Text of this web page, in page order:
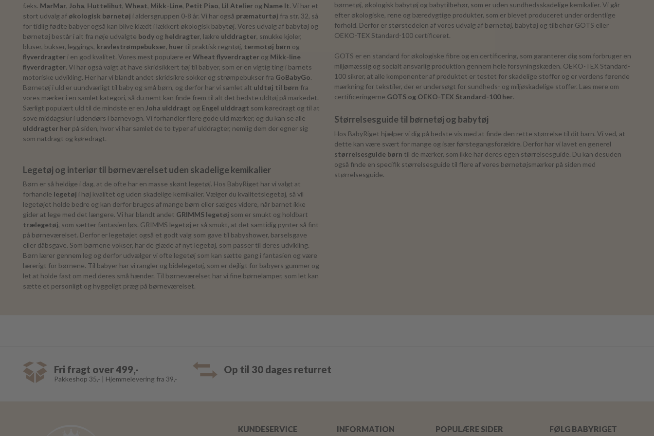
f.eks. MarMar, Joha, Huttelihut, Wheat, Mikk-Line, Petit Piao, Lil Atelier og Name It. Vi har et
stort udvalg af økologisk børnetøj i aldersgruppen 0-8 år. Vi har også præmaturtøj fra str. 32, så
for tidlig fødte babyer også kan blive klædt i lækkert økologisk babytøj. Vores udvalg af babytøj og
børnetøj består i alt fra nøje udvalgte body og heldragter, lækre ulddragter, smukke kjoler,
bluser, bukser, leggings, kravlestrømpebukser, huer til praktisk regntøj, termotøj børn og
flyverdragter i en god kvalitet. Vores mest populære erWheat flyverdragter og Mikk-line
flyverdragter. Vi har også valgt at have skridsikkert tøj til babyer, som er en vigtig ting i barnets
motoriske udvikling. Her har vi blandt andet skridsikre sokker og strømpebukser fra GoBabyGo.
Børnetøj i uld er uundværligt til baby og små børn, og derfor har vi samlet alt uldtøj til børn fra
vores mærker i en samlet kategori, så du nemt kan finde frem til alt det bedste uldtøj på markedet.
Særligt populært uld til de mindste er en Joha ulddragt og Engel ulddragt som køredragt og til at
sove middagslur i udendørs i barnevogn. Vi forhandler flere gode uld mærker, og du kan se alle
ulddragter her på siden, hvor vi har samlet de to typer af ulddragter, nemlig dem der egner sig
som natdragt og køredragt.
Legetøj og interiør til børneværelset uden skadelige kemikalier
Børn er så heldige i dag, at de ofte har en masse skønt legetøj. Hos BabyRiget har vi valgt at
forhandle legetøj i høj kvalitet og uden skadelige kemikalier. Vælger du kvalitetslegetøj, så vil
legetøjet holde bedre og kan derfor bruges af mange børn eller sælges videre, når barnet ikke
gider at lege med det længere. Vi har blandt andet GRIMMS legetøj som er smukt og holdbart
trælegetøj, som sætter fantasien løs. GRIMMS legetøj er så smukt, at det samtidig pynter så fint
på børneværelset. Derfor er legetøjet også et godt valg som gave til babyshower, barselsgave
eller dåbsgave. Som børnene vokser, har de glæde af nyt legetøj, som passer til deres udvikling.
Børn lærer gennem leg og derfor udvælger vi ofte legetøj som kan sætte gang i fantasien og være
lærerigt for børnene. Til babyer har vi rangler og bidelegetøj, som er dejligt for babyers gummer og
let at holde fast om med deres små hænder. Til børneværelset har vi fine børnelamper, som let kan
sætte et personligt og hyggeligt præg på børneværelset.
børnetøj, økologisk babytøj og babytilbehør, som er uden sundhedsskadelige kemikalier. Vi går
efter økologiske, rene og bæredygtige produkter, som er blevet produceret under ordentlige
forhold. Derfor er størstedelen af vores udvalg af børnetøj, babytøj og tilbehør GOTS eller
OEKO-TEX Standard-100 certificeret.
GOTS er en standard for økologiske fibre og en certificering, som garanterer dig som forbruger en
miljømæssig og socialt ansvarlig produktion gennem hele forsyningskæden. OEKO-TEX Standard-
100 sikrer, at alle komponenter af produktet er testet for skadelige stoffer og er verdens førende
mærkning for tekstiler, der er undersøgt for sundheds- og miljøskadelige stoffer. Læs mere om
certificeringerne GOTS og OEKO-TEX Standard-100 her.
Størrelsesguide til børnetøj og babytøj
Hos BabyRiget hjælper vi dig på bedste vis med at finde den rette størrelse til dit barn. Vi ved, at
dette kan være svært for mange og især førstegangsforældre. Derfor har vi lavet en generel
størrelsesguide børn til de mærker, som ikke har deres egen størrelsesguide. Du kan desuden
også finde en specifik størrelsesguide til flere af vores børnetøjsmærker på siden med
størrelsesguide.
Fri fragt over 499,-
Pakkeshop 35,- | Hjemmelevering fra 39,-
Op til 30 dages returret
KUNDESERVICE INFORMATION POPULÆRE SIDER FØLG BABYRIGET